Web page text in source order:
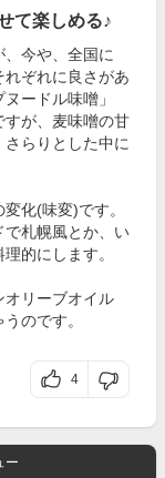
て楽しめる♪
今や、全国に
ぞれに良さがあ
ードル味噌」
すが、麦味噌の甘
らりとした中に
化(味変)です。
で札幌風とか、い
的にします。
オリーブオイル
のです。
4
ー